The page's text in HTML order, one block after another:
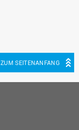
ZUM SEITENANFANG